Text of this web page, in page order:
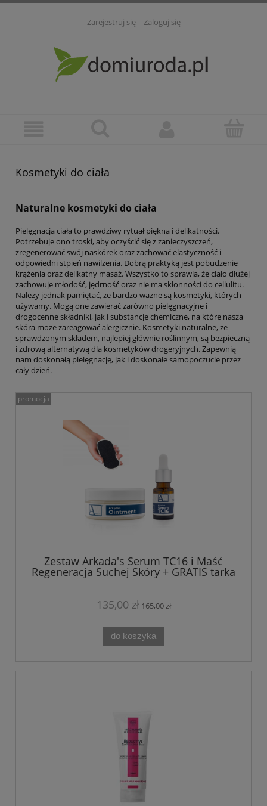
Zarejestruj się Zaloguj się
Kosmetyki do ciała
Naturalne kosmetyki do ciała
Pielęgnacja ciała to prawdziwy rytuał piękna i delikatności.
Potrzebuje ono troski, aby oczyścić się z zanieczyszczeń,
zregenerować swój naskórek oraz zachować elastyczność i
odpowiedni stpień nawilżenia. Dobrą praktyką jest pobudzenie
krążenia oraz delikatny masaż. Wszystko to sprawia, że ciało dłużej
zachowuje młodość, jędrność oraz nie ma skłonności do cellulitu.
Należy jednak pamiętać, że bardzo ważne są kosmetyki, których
używamy. Mogą one zawierać zarówno pielęgnacyjne i
drogocenne składniki, jak i substancje chemiczne, na które nasza
skóra może zareagować alergicznie. Kosmetyki naturalne, ze
sprawdzonym składem, najlepiej głównie roślinnym, są bezpieczną
i zdrową alternatywą dla kosmetyków drogeryjnych. Zapewnią
nam doskonałą pielęgnację, jak i doskonałe samopoczucie przez
cały dzień.
Zestaw Arkada's Serum TC16 i Maść
Regeneracja Suchej Skóry + GRATIS tarka
135,00 zł165,00 zł
do koszyka
promocja